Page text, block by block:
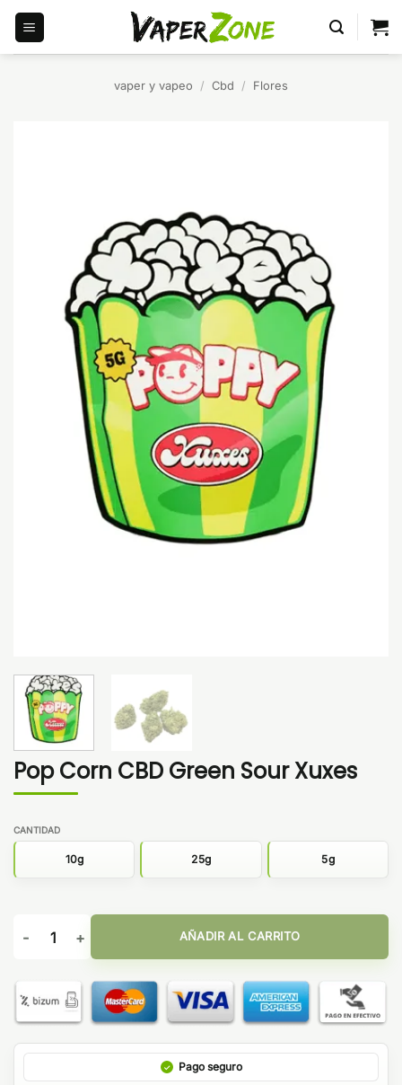
Saltar
contenido
vaper y vapeo / Cbd / Flores
Pop Corn CBD Green Sour Xuxes
CANTIDAD
10g 25g 5g
Pop Corn CBD Green Sour Xuxes cantidad
AÑADIR AL CARRITO
Pago seguro